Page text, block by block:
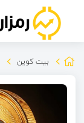
بیت کوین